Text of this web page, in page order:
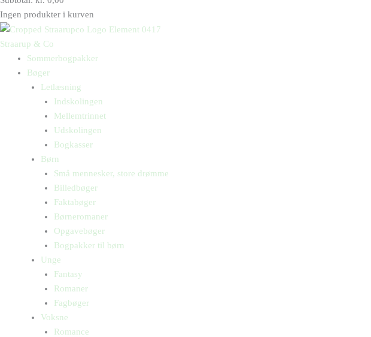
Ingen produkter i kurven
Straarup & Co
Sommerbogpakker
Bøger
Letlæsning
Indskolingen
Mellemtrinnet
Udskolingen
Bogkasser
Børn
Små mennesker, store drømme
Billedbøger
Faktabøger
Børneromaner
Opgavebøger
Bogpakker til børn
Unge
Fantasy
Romaner
Fagbøger
Voksne
Romance